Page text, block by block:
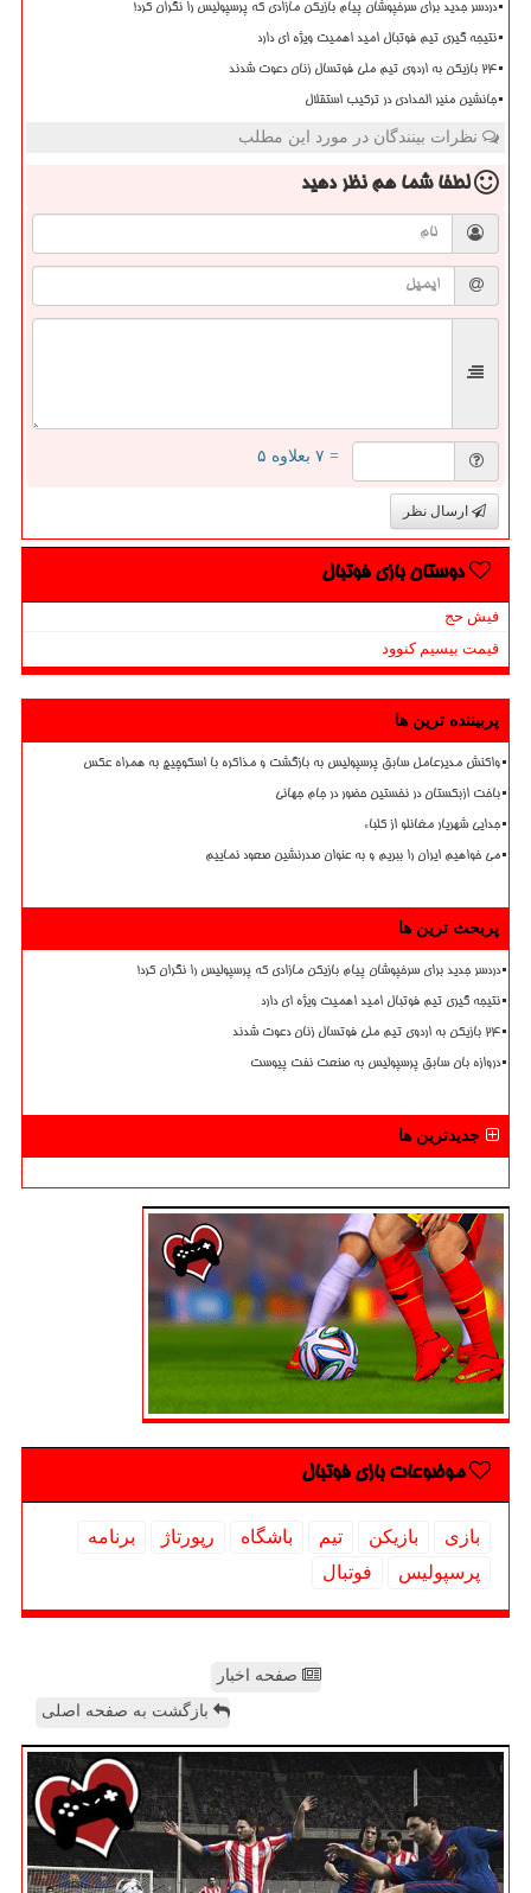
دردسر جدید برای سرخپوشان پیام بازیکن مازادی که پرسپولیس را نگران کرد!
نتیجه گیری تیم فوتبال امید اهمیت ویژه ای دارد
۲۴ بازیکن به اردوی تیم ملی فوتسال زنان دعوت شدند
جانشین منیر الحدادی در ترکیب استقلال
نظرات بینندگان در مورد این مطلب
لطفا شما همنظر دهید
= ۷ بعلاوه ۵
ارسال نظر
دوستان بازی فوتبال
فیش حج
قیمت بیسیم کنوود
پربیننده ترین ها
واکنش مدیرعامل سابق پرسپولیس به بازگشت و مذاکره با اسکوچیچ به همراه عکس
باخت ازبکستان در نخستین حضور در جام جهانی
جدایی شهریار مغانلو از کلباء
می خواهیم ایران را ببریم و به عنوان صدرنشین صعود نماییم
پربحث ترین ها
دردسر جدید برای سرخپوشان پیام بازیکن مازادی که پرسپولیس را نگران کرد!
نتیجه گیری تیم فوتبال امید اهمیت ویژه ای دارد
۲۴ بازیکن به اردوی تیم ملی فوتسال زنان دعوت شدند
دروازه بان سابق پرسپولیس به صنعت نفت پیوست
جدیدترین ها
موضوعات بازی فوتبال
بازی بازیكن تیم باشگاه رپورتاژ
برنامه
پرسپولیس
فوتبال
صفحه اخبار
بازگشت به صفحه اصلی